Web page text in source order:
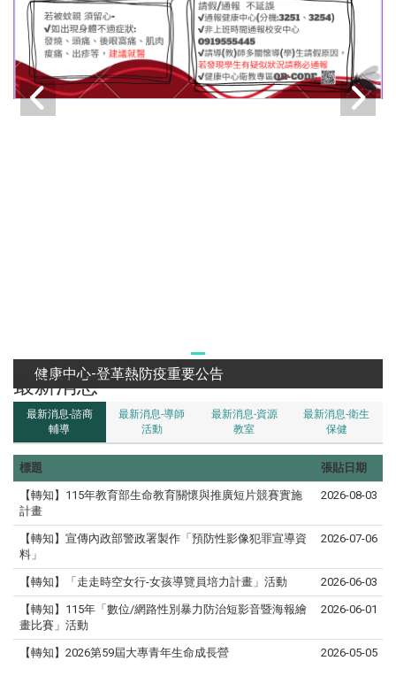
健康中心-登革熱防疫重要公告
最新消息
最新消息-諮商
輔導
最新消息-導師
活動
最新消息-資源
教室
最新消息-衛生
保健
標題 張貼日期
【轉知】115年教育部生命教育關懷與推廣短片競賽實施
計畫
2026-08-03
【轉知】宣傳內政部警政署製作「預防性影像犯罪宣導資
料」
2026-07-06
【轉知】「走走時空女行-女孩導覽員培力計畫」活動 2026-06-03
【轉知】115年「數位/網路性別暴力防治短影音暨海報繪
畫比賽」活動
2026-06-01
【轉知】2026第59屆大專青年生命成長營 2026-05-05